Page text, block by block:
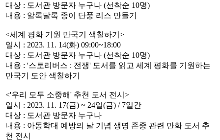
대상 : 도서관 방문자 누구나 (선착순 10명)
내용 : 알록달록 종이 단풍 리스 만들기
<세계 평화 기원 만국기 색칠하기>
일시 : 2023. 11. 14(화) 09:00~18:00
대상 : 도서관 방문자 누구나 (선착순 10명)
내용 : '스토리버스 : 전쟁' 도서를 읽고 세계 평화를 기원하는
만국기 도안 색칠하기
<'우리 모두 소중해' 추천 도서 전시>
일시 : 2023. 11. 17(금) ~ 24일(금) / 7일간
대상 : 도서관 방문자 누구나
내용 : 아동학대 예방의 날 기념 생명 존중 관련 만화 도서 추
천 전시